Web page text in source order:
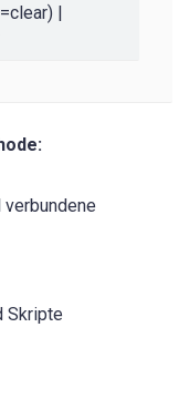
|
Skripte